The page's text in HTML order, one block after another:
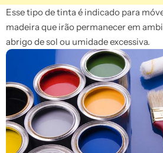
Esse tipo de tinta é indicado para
madeira que irão permanecer em
abrigo de sol ou umidade excessiva.